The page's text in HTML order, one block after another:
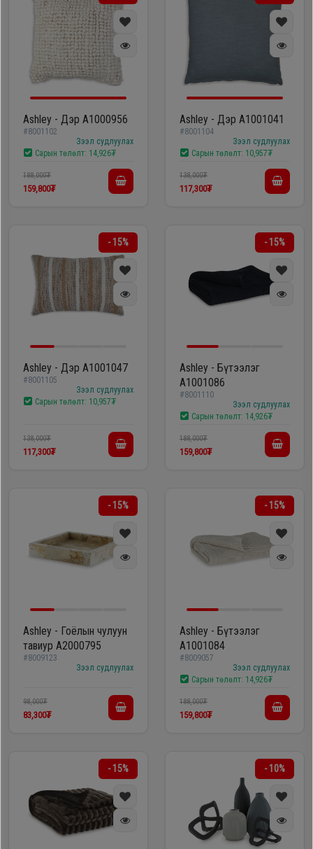
Ashley - Дэр A1000956
#8001102
Зээл судлуулах
Сарын төлөлт: 14,926₮
188,000₮
159,800₮
Ashley - Дэр A1001041
#8001104
Зээл судлуулах
Сарын төлөлт: 10,957₮
138,000₮
117,300₮
- 15%
Ashley - Дэр A1001047
#8001105
Зээл судлуулах
Сарын төлөлт: 10,957₮
138,000₮
117,300₮
- 15%
Ashley - Бүтээлэг
A1001086
#8001110
Зээл судлуулах
Сарын төлөлт: 14,926₮
188,000₮
159,800₮
- 15%
Ashley - Гоёлын чулуун
тавиур A2000795
#8009123
Зээл судлуулах
98,000₮
83,300₮
- 15%
Ashley - Бүтээлэг
A1001084
#8009057
Зээл судлуулах
Сарын төлөлт: 14,926₮
188,000₮
159,800₮
- 15% - 10%